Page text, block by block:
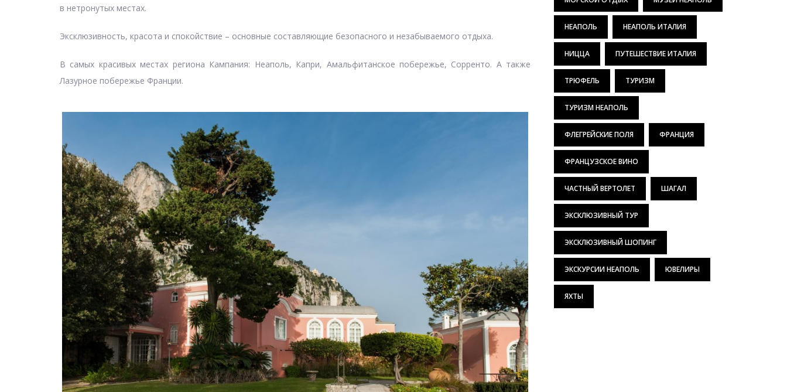
в нетронутых местах.
Эксклюзивность, красота и спокойствие – основные составляющие безопасного и незабываемого отдыха.
В самых красивых местах региона Кампания: Неаполь, Капри, Амальфитанское побережье, Сорренто. А также
Лазурное побережье Франции.
НЕАПОЛЬ НЕАПОЛЬ ИТАЛИЯ
НИЦЦА ПУТЕШЕСТВИЕ ИТАЛИЯ
ТРЮФЕЛЬ ТУРИЗМ
ТУРИЗМ НЕАПОЛЬ
ФЛЕГРЕЙСКИЕ ПОЛЯ ФРАНЦИЯ
ФРАНЦУЗСКОЕ ВИНО
ЧАСТНЫЙ ВЕРТОЛЕТ ШАГАЛ
ЭКСКЛЮЗИВНЫЙ ТУР
ЭКСКЛЮЗИВНЫЙ ШОПИНГ
ЭКСКУРСИИ НЕАПОЛЬ ЮВЕЛИРЫ
ЯХТЫ